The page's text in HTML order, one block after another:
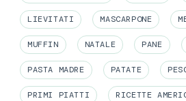
LIEVITATI MASCARPONE
MUFFIN NATALE PANE
PASTA MADRE PATATE
PRIMI PIATTI RICETTE